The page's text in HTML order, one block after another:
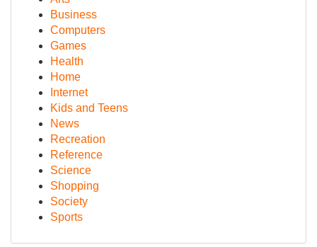
Business
Computers
Games
Health
Home
Internet
Kids and Teens
News
Recreation
Reference
Science
Shopping
Society
Sports